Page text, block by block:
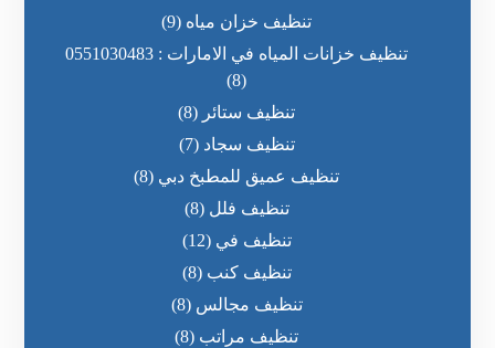
تنظيف خزان مياه (9)
تنظيف خزانات المياه في الامارات : 0551030483
(8)
تنظيف ستائر (8)
تنظيف سجاد (7)
تنظيف عميق للمطبخ دبي (8)
تنظيف فلل (8)
تنظيف في (12)
تنظيف كنب (8)
تنظيف مجالس (8)
تنظيف مراتب (8)